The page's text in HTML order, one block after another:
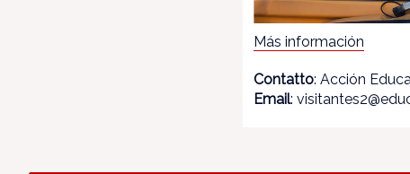
Más información
Contatto: Acción
Email: